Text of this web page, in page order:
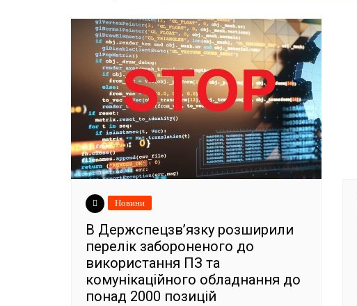
Новини
В Держспецзв’язку розширили
перелік забороненого до
використання ПЗ та
комунікаційного обладнання до
понад 2000 позицій